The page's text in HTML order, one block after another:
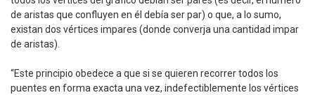
de aristas que confluyen en él debía ser par) o que, a lo sumo,
existan dos vértices impares (donde converja una cantidad impar
de aristas).
“Este principio obedece a que si se quieren recorrer todos los
puentes en forma exacta una vez, indefectiblemente los vértices